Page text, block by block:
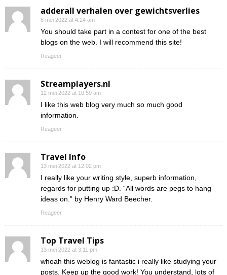
adderall verhalen over gewichtsverlies
8 mei 2022 at 4:24 am
You should take part in a contest for one of the best
blogs on the web. I will recommend this site!
Reageer
Streamplayers.nl
12 mei 2022 at 10:59 am
I like this web blog very much so much good
information.
Reageer
Travel Info
13 mei 2022 at 12:02 pm
I really like your writing style, superb information,
regards for putting up :D. “All words are pegs to hang
ideas on.” by Henry Ward Beecher.
Reageer
Top Travel Tips
13 mei 2022 at 3:11 pm
whoah this weblog is fantastic i really like studying your
posts. Keep up the good work! You understand, lots of